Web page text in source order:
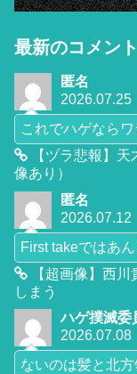
最新のコメント
匿名
2026.07.25
これでハゲなら
【ヅラ悲報】
像あり）
匿名
2026.07.12
First takeではあ
【超画像】西
しまう
ハゲ撲滅委
2026.07.08
ないのは髪と北